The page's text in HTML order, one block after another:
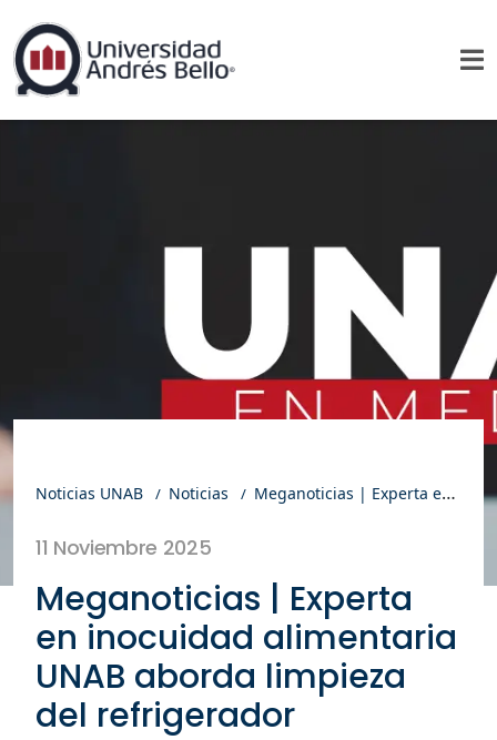
Noticias UNAB Noticias Meganoticias | Experta en inocuidad alimentaria UNAB aborda limpieza del refrigerador
11 Noviembre 2025
Meganoticias | Experta
en inocuidad alimentaria
UNAB aborda limpieza
del refrigerador